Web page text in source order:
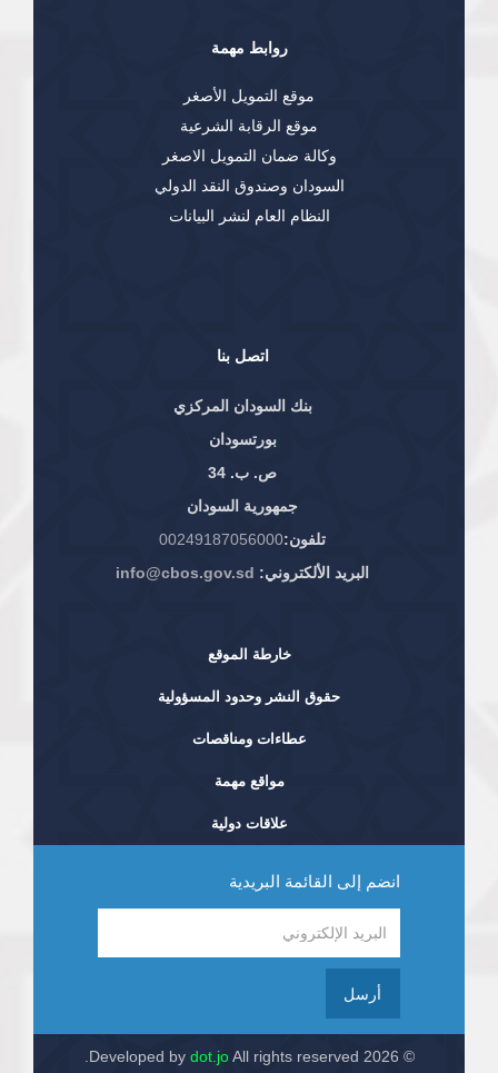
اتصل بنا
بنك السودان المركزي
بورتسودان
ص. ب. 34
جمهورية السودان
تلفون:00249187056000
البريد الألكتروني: info@cbos.gov.sd
روابط مهمة
موقع التمويل الأصغر
موقع الرقابة الشرعية
وكالة ضمان التمويل الاصغر
السودان وصندوق النقد الدولي
النظام العام لنشر البيانات
خارطة الموقع
حقوق النشر وحدود المسؤولية
عطاءات ومناقصات
مواقع مهمة
علاقات دولية
انضم إلى القائمة البريدية
أرسل
© 2026 Developed by
dot.joAll rights reserved.